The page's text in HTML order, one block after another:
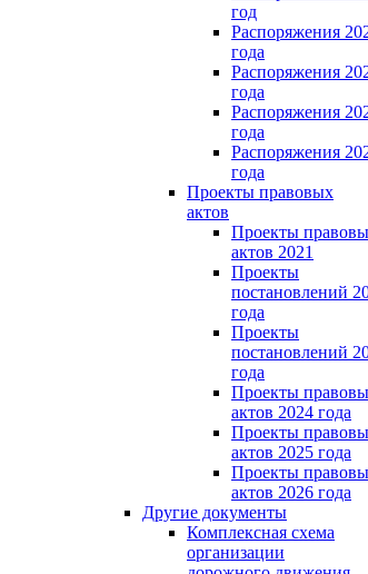
год
Распоряжения
года
Распоряжения
года
Распоряжения
года
Распоряжения
года
Проекты правовых
актов
Проекты
актов 2021
Проекты
постановлений
года
Проекты
постановлений
года
Проекты
актов 2024 года
Проекты
актов 2025 года
Проекты
актов 2026 года
Другие документы
Комплексная схема
организации